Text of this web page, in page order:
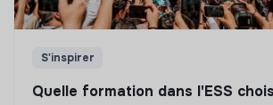
S'inspirer
Quelle formation dans l'ESS